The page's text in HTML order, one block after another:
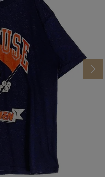
International Shipping
特集一覧
スタッフコーディネート
Outer